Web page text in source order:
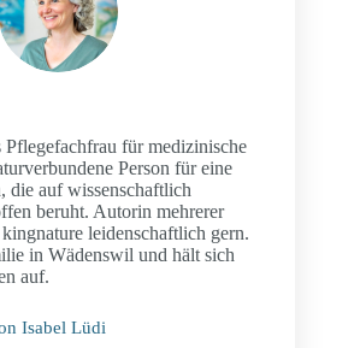
Pflegefachfrau für medizinische
Person für eine
die auf wissenschaftlich
beruht. Autorin mehrerer
leidenschaftlich gern.
in Wädenswil und hält sich
auf.
Isabel Lüdi